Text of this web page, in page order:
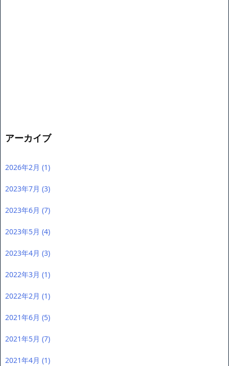
アーカイブ
2026年2月 (1)
2023年7月 (3)
2023年6月 (7)
2023年5月 (4)
2023年4月 (3)
2022年3月 (1)
2022年2月 (1)
2021年6月 (5)
2021年5月 (7)
2021年4月 (1)